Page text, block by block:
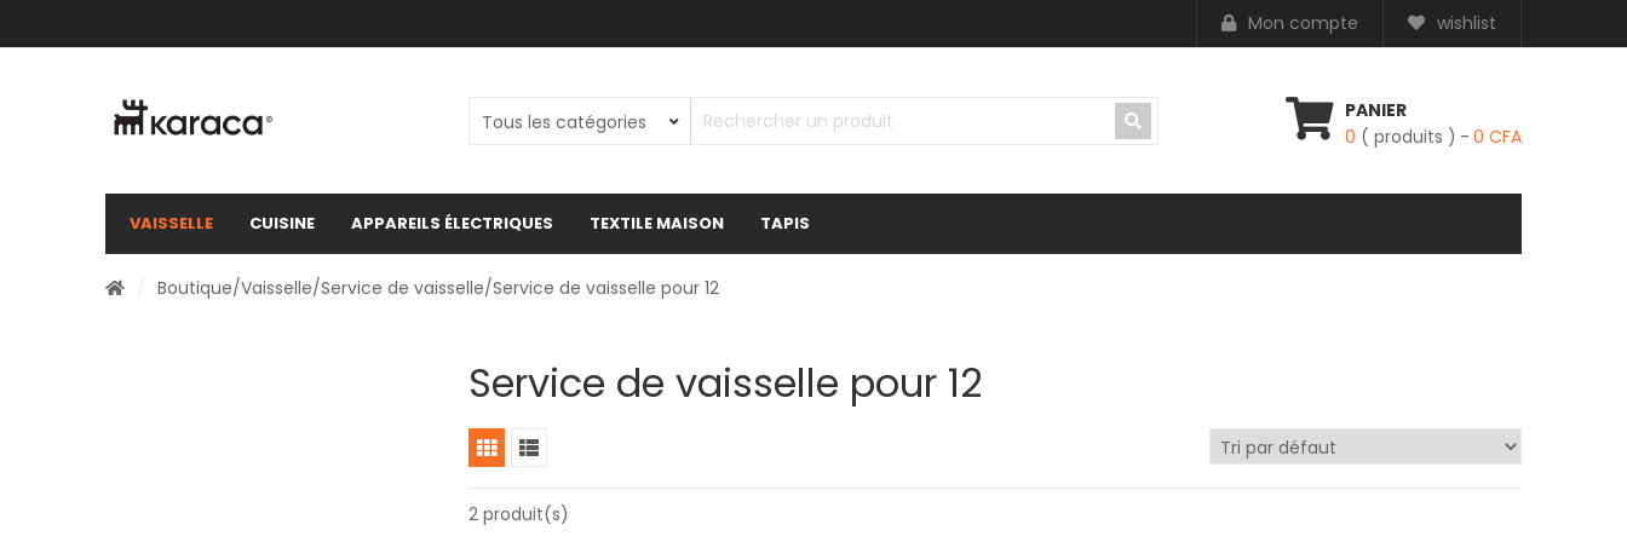
Mon compte wishlist
PANIER
0 ( produits ) 0 CFA
VAISSELLE CUISINE APPAREILS ÉLECTRIQUES TEXTILE MAISON TAPIS
Boutique/Vaisselle/Service de vaisselle/Service de vaisselle pour 12
Service de vaisselle pour 12
2 produit(s)